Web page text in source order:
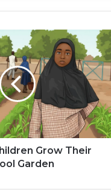
Grow Their
Garden